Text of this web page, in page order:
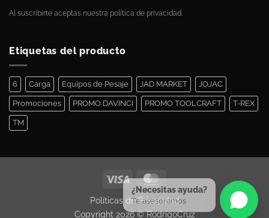
Al suscribirte aceptas nuestra política de privacidad.
Etiquetas del producto
6 Carga Equipos de Pesaje JAD MARKET JOJAC
Promociones PROMO DAVINCI PROMO TOOLCRAFT T-REX
TM
Políticas de Privacidad
Copyright 2026 ©RodrigoCruz
¿Necesitas ayuda?
Te asesoramos